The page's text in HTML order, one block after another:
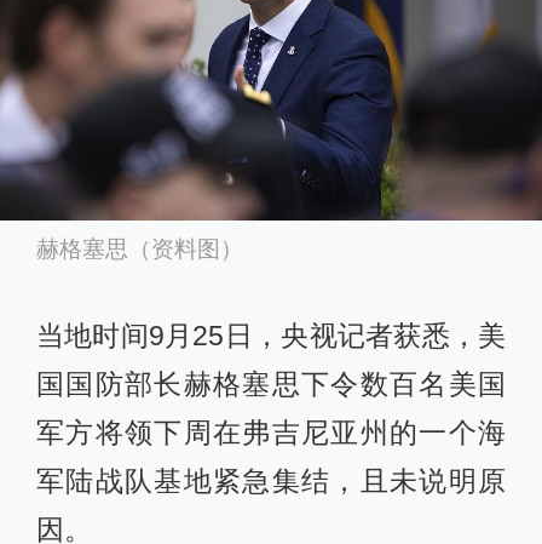
赫格塞思（资料图）
当地时间9月25日，央视记者获悉，美
国国防部长赫格塞思下令数百名美国
军方将领下周在弗吉尼亚州的一个海
军陆战队基地紧急集结，且未说明原
因。